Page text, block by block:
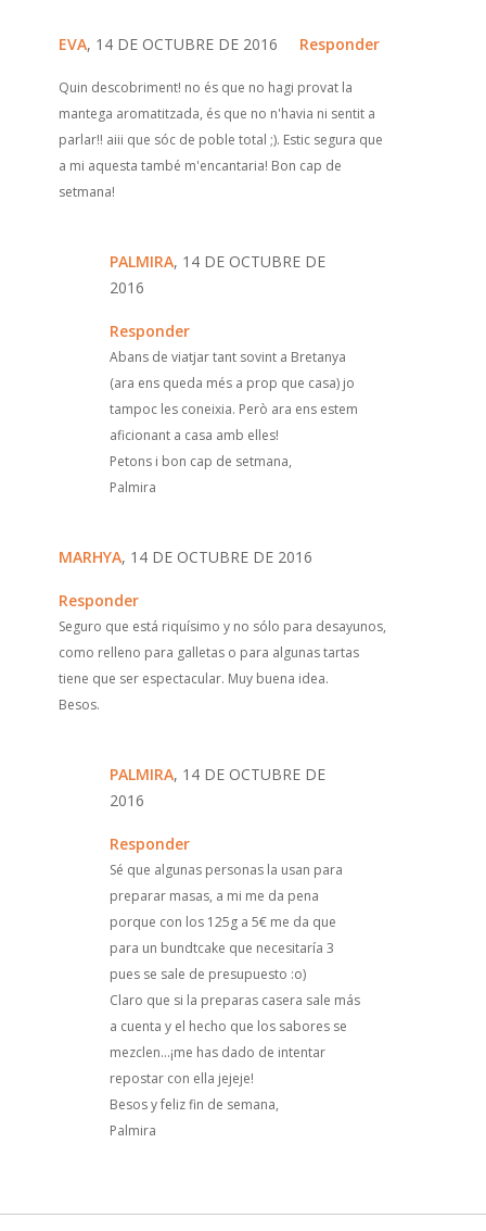
EVA, 14 DE OCTUBRE DE 2016 Responder
Quin descobriment! no és que no hagi provat la
mantega aromatitzada, és que no n'havia ni sentit a
parlar!! aiii que sóc de poble total ;). Estic segura que
a mi aquesta també m'encantaria! Bon cap de
setmana!
PALMIRA, 14 DE OCTUBRE DE
2016
Responder
Abans de viatjar tant sovint a Bretanya
(ara ens queda més a prop que casa) jo
tampoc les coneixia. Però ara ens estem
aficionant a casa amb elles!
Petons i bon cap de setmana,
Palmira
MARHYA, 14 DE OCTUBRE DE 2016
Responder
Seguro que está riquísimo y no sólo para desayunos,
como relleno para galletas o para algunas tartas
tiene que ser espectacular. Muy buena idea.
Besos.
PALMIRA, 14 DE OCTUBRE DE
2016
Responder
Sé que algunas personas la usan para
preparar masas, a mi me da pena
porque con los 125g a 5€ me da que
para un bundtcake que necesitaría 3
pues se sale de presupuesto :o)
Claro que si la preparas casera sale más
a cuenta y el hecho que los sabores se
mezclen...¡me has dado de intentar
repostar con ella jejeje!
Besos y feliz fin de semana,
Palmira